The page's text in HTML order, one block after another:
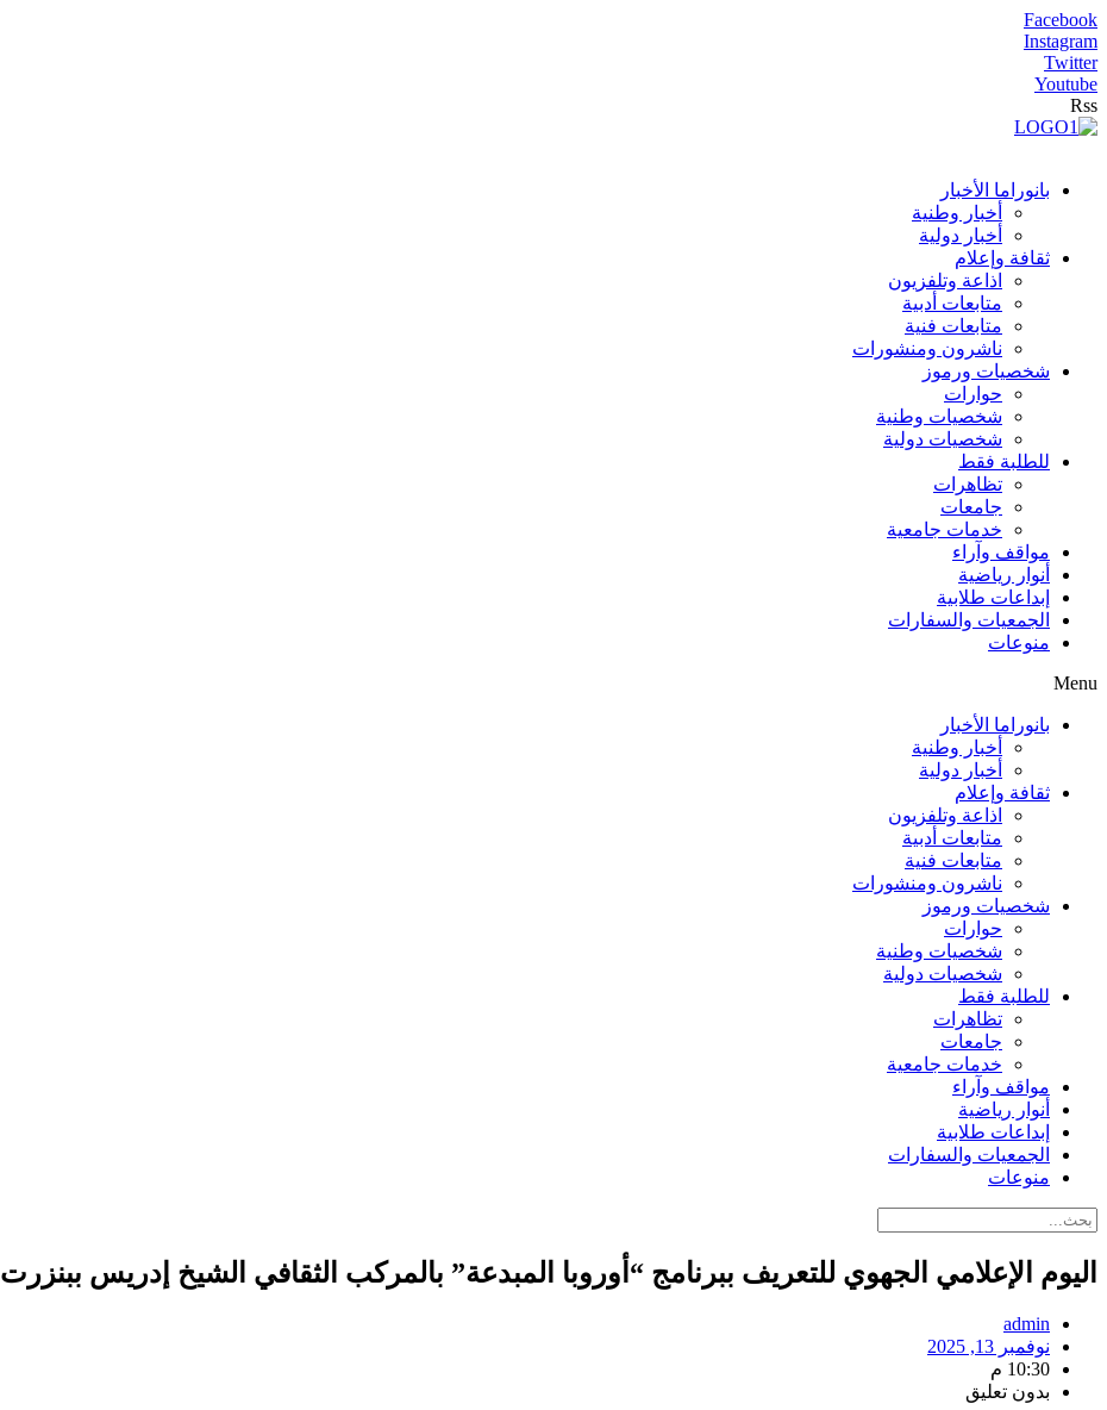
Facebook
Instagram
Twitter
Youtube
Rss
بانوراما الأخبار
أخبار وطنية
أخبار دولية
ثقافة وإعلام
اذاعة وتلفزيون
متابعات أدبية
متابعات فنية
ناشرون ومنشورات
شخصيات ورموز
حوارات
شخصيات وطنية
شخصيات دولية
للطلبة فقط
تظاهرات
جامعات
خدمات جامعية
مواقف وآراء
أنوار رياضية
إبداعات طلابية
الجمعيات والسفارات
منوعات
Menu
بانوراما الأخبار
أخبار وطنية
أخبار دولية
ثقافة وإعلام
اذاعة وتلفزيون
متابعات أدبية
متابعات فنية
ناشرون ومنشورات
شخصيات ورموز
حوارات
شخصيات وطنية
شخصيات دولية
للطلبة فقط
تظاهرات
جامعات
خدمات جامعية
مواقف وآراء
أنوار رياضية
إبداعات طلابية
الجمعيات والسفارات
منوعات
اليوم الإعلامي الجهوي للتعريف ببرنامج “أوروبا المبدعة” بالمركب الثقافي الشيخ إدريس ببنزرت
admin
نوفمبر 13, 2025
10:30 م
بدون تعليق